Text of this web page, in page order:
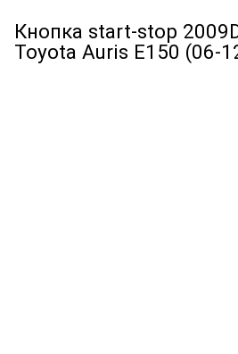
Кнопка start-stop
Toyota Auris E150 (06-